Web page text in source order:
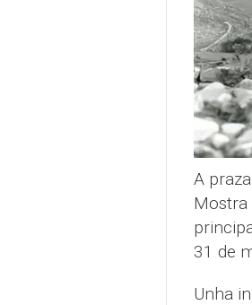
A
Mostra
31 de
Unha